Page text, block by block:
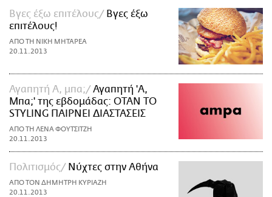
Βγες έξω επιτέλους
Βγες έξω
επιτέλους!
ΑΠΟ ΤΗ ΝΙΚΗ ΜΗΤΑΡΕΑ
20.11.2013
Αγαπητή Α, μπα;
Αγαπητή 'Α,
Μπα;' της εβδομάδας: ΟΤΑΝ ΤΟ
STYLING ΠΑΙΡΝΕΙ ΔΙΑΣΤΑΣΕΙΣ
ΑΠΟ ΤΗ ΛΕΝΑ ΦΟΥΤΣΙΤΖΗ
20.11.2013
Πολιτισμός Νύχτες στην Αθήνα
ΑΠΟ ΤΟΝ ΔΗΜΗΤΡΗ ΚΥΡΙΑΖΗ
20.11.2013